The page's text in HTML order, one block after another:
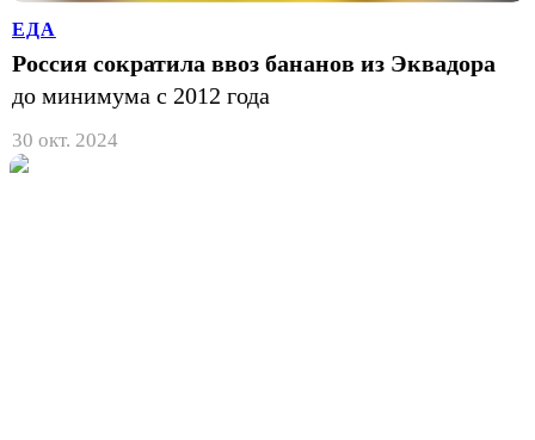
ЕДА
Россия сократила ввоз бананов из Эквадора
до минимума с 2012 года
30 окт. 2024